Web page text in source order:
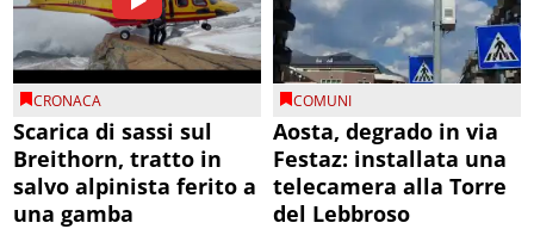
CRONACA
Scarica di sassi sul
Breithorn, tratto in
salvo alpinista ferito a
una gamba
COMUNI
Aosta, degrado in via
Festaz: installata una
telecamera alla Torre
del Lebbroso